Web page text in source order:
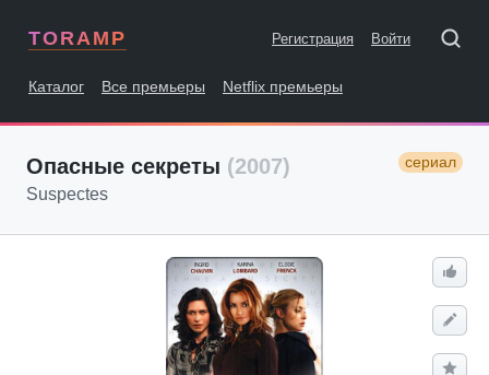
TORAMP Регистрация Войти
Каталог Все премьеры Netflix премьеры
Опасные секреты (2007) сериал
Suspectes